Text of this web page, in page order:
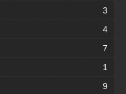
3
4
7
1
9